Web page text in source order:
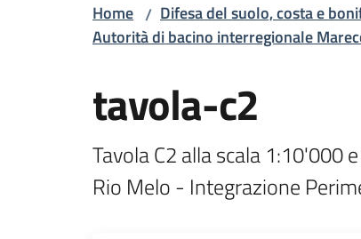
Home / Difesa del suolo, costa e
Autorità di bacino interregionale
tavola-c2
Tavola C2 alla scala 1:10'000
Rio Melo - Integrazione